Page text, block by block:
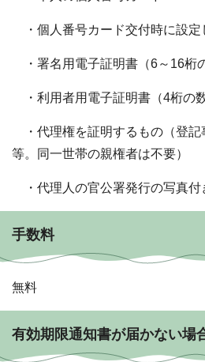
・個人番号カード交付時に設定
・署名用電子証明書（6～16桁
・利用者用電子証明書（4桁の数
・代理権を証明するもの（登記
等。同一世帯の親権者は不要）
・代理人の官公署発行の写真付
手数料
無料
有効期限通知書が届かない場